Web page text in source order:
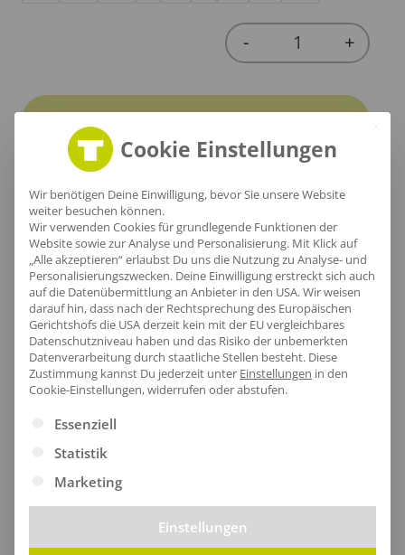
Quantity
- +
Produktinfo
Artikel-Nr.:NE63301
Geschlecht:Herren
Armlänge:Langarm
Obermaterial:100% Baumwolle
Grammatur:300 g/m²
Pflegehinweis:
Zertifikate: Bio-Baumwolle|EU Ecolabel|Faire
Arbeitsbedingungen|Fairtrade-zertifizierte
Baumwolle|Oeko-Tex 100|SA8000
Cookie Einstellungen
Wir benötigen Deine Einwilligung, bevor Sie unsere Website
weiter besuchen können.
Wir verwenden Cookies für grundlegende Funktionen der
Website sowie zur Analyse und Personalisierung. Mit Klick auf
„Alle akzeptieren“ erlaubst Du uns die Nutzung zu Analyse- und
Personalisierungszwecken. Deine Einwilligung erstreckt sich auch
auf die Datenübermittlung an Anbieter in den USA. Wir weisen
darauf hin, dass nach der Rechtsprechung des Europäischen
Gerichtshofs die USA derzeit kein mit der EU vergleichbares
Datenschutzniveau haben und das Risiko der unbemerkten
Datenverarbeitung durch staatliche Stellen besteht. Diese
Zustimmung kannst Du jederzeit unter Einstellungen in den
Cookie-Einstellungen, widerrufen oder abstufen.
Es folgt eine Liste der Service-Gruppen, für die eine
Essenziell
Statistik
Marketing
Einstellungen